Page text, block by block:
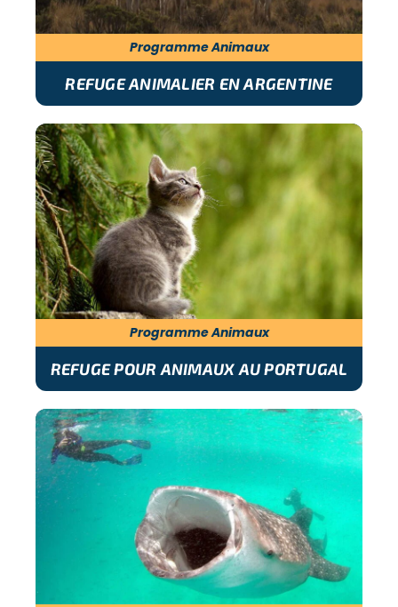
Programme Animaux
REFUGE ANIMALIER EN ARGENTINE
Programme Animaux
REFUGE POUR ANIMAUX AU PORTUGAL